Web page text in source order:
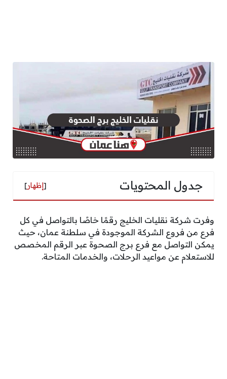
جدول المحتويات [إظهار]
وفرت شركة نقليات الخليج رقمًا خاصًا بالتواصل في كل
فرع من فروع الشركة الموجودة في سلطنة عمان، حيث
يمكن التواصل مع فرع برج الصحوة عبر الرقم المخصص
للاستعلام عن مواعيد الرحلات، والخدمات المتاحة.